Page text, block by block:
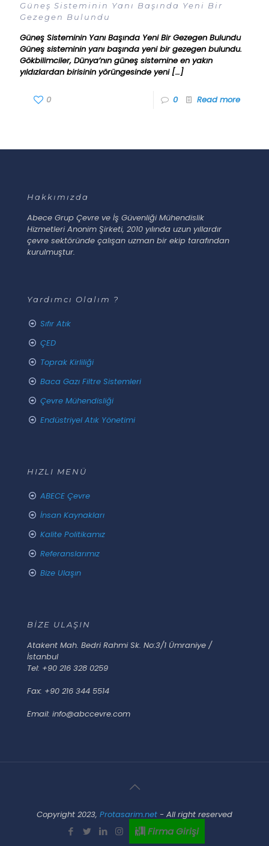
Güneş Sisteminin Yanı Başında Yeni Bir
Gezegen Bulundu
Güneş Sisteminin Yanı Başında Yeni Bir Gezegen Bulundu
Güneş sisteminin yanı başında yeni bir gezegen bulundu.
Gökbilimciler, Dünya’nın güneş sistemine en yakın
yıldızlardan birisinin yörüngesinde yeni[…]
0 0 Read more
Hakkımızda
Abece Grup Çevre ve İş Güvenliği Mühendislik
Hizmetleri Anonim Şirketi, 2010 yılında uzun yıllardır
çevre sektöründe çalışan uzman bir ekip tarafından
kurulmuştur.
Yardımcı Olalım ?
Sıfır Atık
ÇED
Toprak Kirliliği
Baca Gazı Filtre Sistemleri
Çevre Mühendisliği
Endüstriyel Atık Yönetimi
HIZLI MENÜ
ABECE Çevre
İnsan Kaynakları
Kalite Politikamız
Referanslarımız
Bize Ulaşın
BİZE ULAŞIN
Atakent Mah. Bedri Rahmi Sk. No:3/1 Ümraniye /
İstanbul
Tel: +90 216 328 0259
Fax: +90 216 344 5514
Email: info@abccevre.com
Copyright 2023, Protasarim.net - All right reserved
Firma Girişi